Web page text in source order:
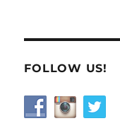
FOLLOW US!